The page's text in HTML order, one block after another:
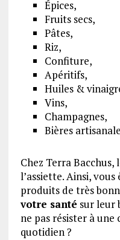
Épices,
Fruits secs,
Pâtes,
Riz,
Confiture,
Apéritifs,
Huiles &
Vins,
Champagnes,
Bières
Chez Terra
l’assiette. Ainsi,
produits de très
votre santésur leur
ne pas résister à
quotidien ?